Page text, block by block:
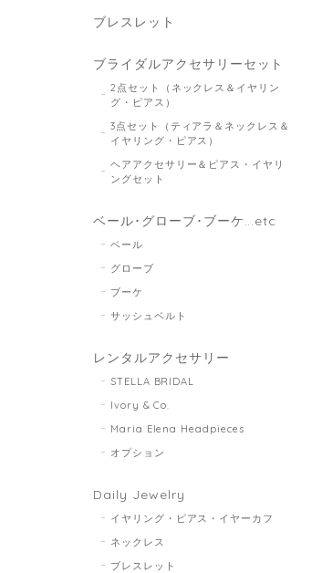
ブレスレット
ブライダルアクセサリーセット
2点セット（ネックレス＆イヤリン
グ・ピアス）
3点セット（ティアラ＆ネックレス＆
イヤリング・ピアス）
ヘアアクセサリー＆ピアス・イヤリ
ングセット
ベール･グローブ･ブーケ...etc
ベール
グローブ
ブーケ
サッシュベルト
レンタルアクセサリー
STELLA BRIDAL
Ivory & Co.
Maria Elena Headpieces
オプション
Daily Jewelry
イヤリング・ピアス・イヤーカフ
ネックレス
ブレスレット